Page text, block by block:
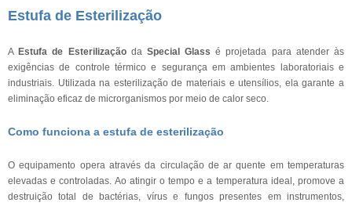
Estufa de Esterilização
A Estufa de Esterilizaçãoda Special Glass é projetada para atender às
exigências de controle térmico e segurança em ambientes laboratoriais e
industriais. Utilizada na esterilização de materiais e utensílios, ela garante a
eliminação eficaz de microrganismos por meio de calor seco.
Como funciona a estufa de esterilização
O equipamento opera através da circulação de ar quente em temperaturas
elevadas e controladas. Ao atingir o tempo e a temperatura ideal, promove a
destruição total de bactérias, vírus e fungos presentes em instrumentos,